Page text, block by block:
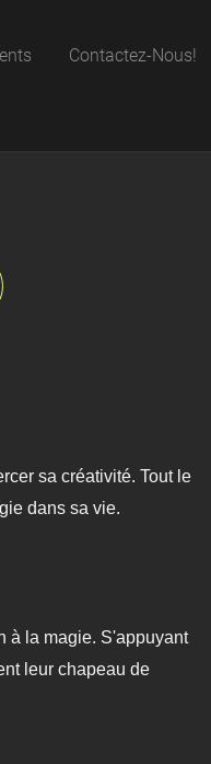
Contactez-Nous!
sa créativité. Tout le
dans sa vie.
à la magie. S'appuyant
leur chapeau de